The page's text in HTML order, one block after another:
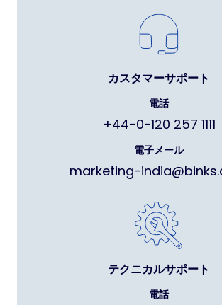
カスタマーサポート
電話
+44-0-120 257 1111
電子メール
marketing-
テクニカルサポート
電話